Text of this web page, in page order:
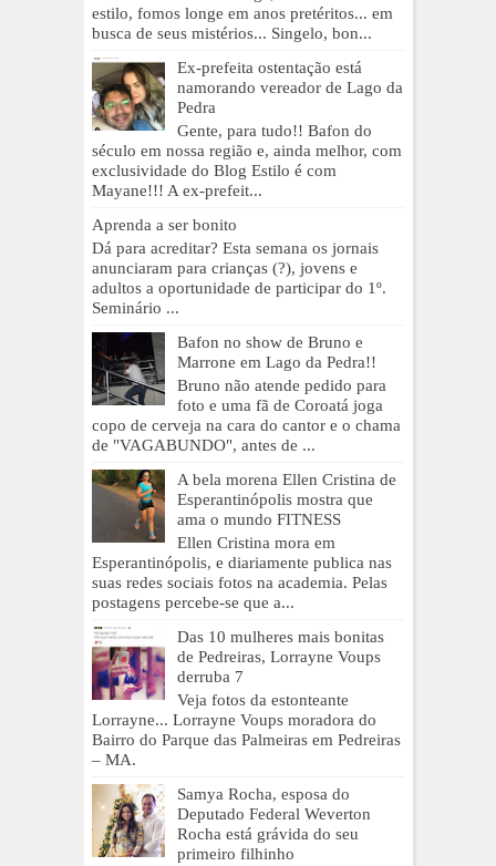
estilo, fomos longe em anos pretéritos... em
busca de seus mistérios... Singelo, bon...
Ex-prefeita ostentação está
namorando vereador de Lago da
Pedra
Gente, para tudo!! Bafon do
século em nossa região e, ainda melhor, com
exclusividade do Blog Estilo é com
Mayane!!! A ex-prefeit...
Aprenda a ser bonito
Dá para acreditar? Esta semana os jornais
anunciaram para crianças (?), jovens e
adultos a oportunidade de participar do 1º.
Seminário ...
Bafon no show de Bruno e
Marrone em Lago da Pedra!!
Bruno não atende pedido para
foto e uma fã de Coroatá joga
copo de cerveja na cara do cantor e o chama
de "VAGABUNDO", antes de ...
A bela morena Ellen Cristina de
Esperantinópolis mostra que
ama o mundo FITNESS
Ellen Cristina mora em
Esperantinópolis, e diariamente publica nas
suas redes sociais fotos na academia. Pelas
postagens percebe-se que a...
Das 10 mulheres mais bonitas
de Pedreiras, Lorrayne Voups
derruba 7
Veja fotos da estonteante
Lorrayne... Lorrayne Voups moradora do
Bairro do Parque das Palmeiras em Pedreiras
– MA.
Samya Rocha, esposa do
Deputado Federal Weverton
Rocha está grávida do seu
primeiro filhinho